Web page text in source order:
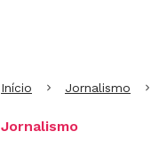
Início Jornalismo
Jornalismo